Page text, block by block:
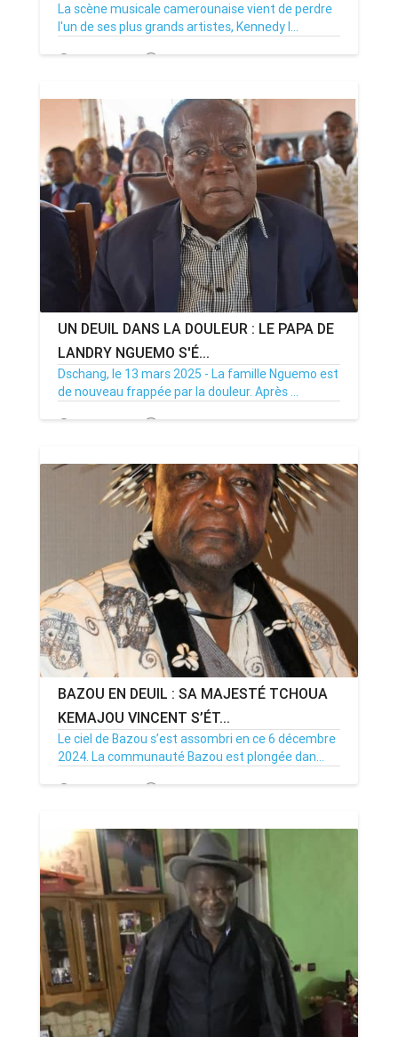
La scène musicale camerounaise vient de perdre
l'un de ses plus grands artistes, Kennedy I...
24/11/25 Par MenouActu 0
UN DEUIL DANS LA DOULEUR : LE PAPA DE
LANDRY NGUEMO S'É...
Dschang, le 13 mars 2025 - La famille Nguemo est
de nouveau frappée par la douleur. Après ...
13/03/25 Par MenouActu 0
BAZOU EN DEUIL : SA MAJESTÉ TCHOUA
KEMAJOU VINCENT S’ÉT...
Le ciel de Bazou s’est assombri en ce 6 décembre
2024. La communauté Bazou est plongée dan...
08/12/24 Par MenouActu 0